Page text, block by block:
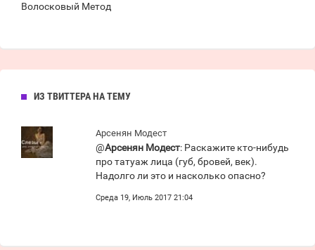
Волосковый Метод
ИЗ ТВИТТЕРА НА ТЕМУ
Арсенян Модест
@Арсенян Модест: Раскажите кто-нибудь
про татуаж лица (губ, бровей, век).
Надолго ли это и насколько опасно?
Среда 19, Июль 2017 21:04